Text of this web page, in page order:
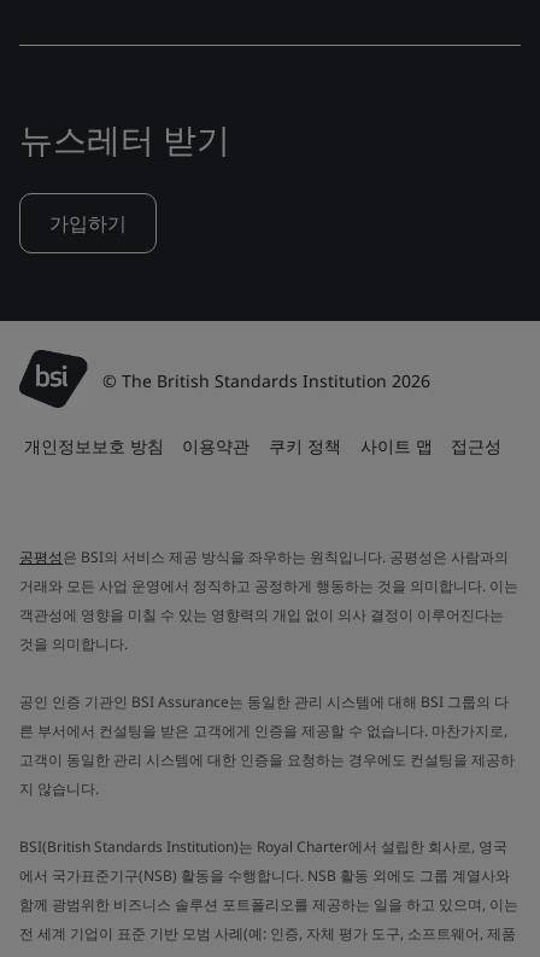
뉴스레터 받기
가입하기
© The British Standards Institution 2026
개인정보보호 방침 이용약관 쿠키 정책 사이트 맵 접근성
공평성은 BSI의 서비스 제공 방식을 좌우하는 원칙입니다. 공평성은 사람과의
거래와 모든 사업 운영에서 정직하고 공정하게 행동하는 것을 의미합니다. 이는
객관성에 영향을 미칠 수 있는 영향력의 개입 없이 의사 결정이 이루어진다는
것을 의미합니다.
공인 인증 기관인 BSI Assurance는 동일한 관리 시스템에 대해 BSI 그룹의 다
른 부서에서 컨설팅을 받은 고객에게 인증을 제공할 수 없습니다. 마찬가지로,
고객이 동일한 관리 시스템에 대한 인증을 요청하는 경우에도 컨설팅을 제공하
지 않습니다.
BSI(British Standards Institution)는 Royal Charter에서 설립한 회사로, 영국
에서 국가표준기구(NSB) 활동을 수행합니다. NSB 활동 외에도 그룹 계열사와
함께 광범위한 비즈니스 솔루션 포트폴리오를 제공하는 일을 하고 있으며, 이는
전 세계 기업이 표준 기반 모범 사례(예: 인증, 자체 평가 도구, 소프트웨어, 제품